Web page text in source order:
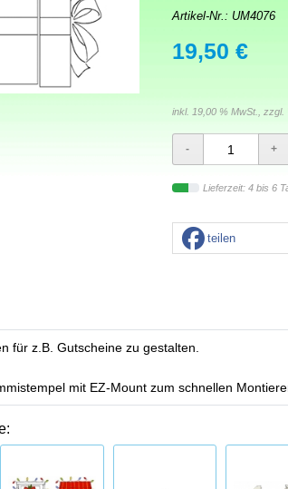
Artikel-Nr.: UM4076
19,50 €
inkl. 19,00 % MwSt., zzgl.
Lieferzeit: 4 bis 6
teilen
für z.B. Gutscheine zu gestalten.
mit EZ-Mount zum schnellen